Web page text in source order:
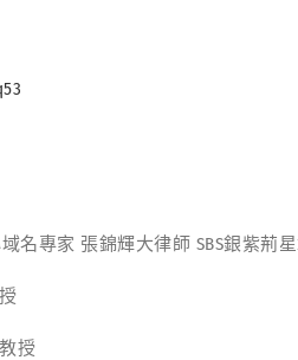
名專家 張錦輝大律師 SBS銀紫荊
授